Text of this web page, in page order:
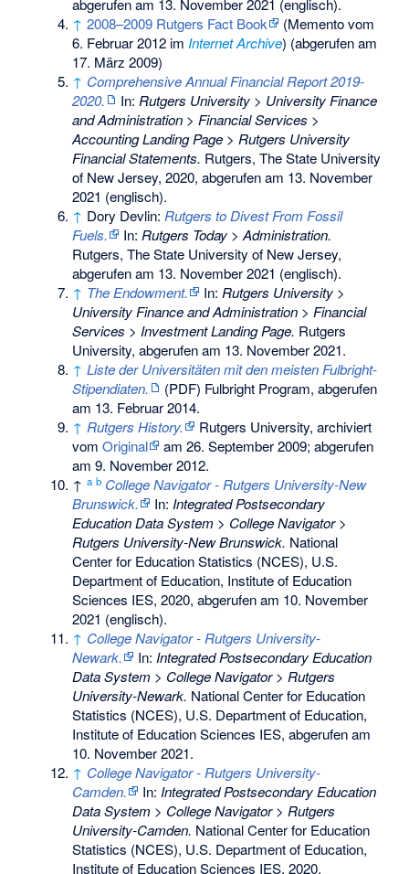
abgerufen am 13. November 2021 (englisch).
↑ 2008–2009 Rutgers Fact Book (Mementovom
6. Februar 2012 imInternet Archive) (abgerufen am
17. März 2009)
↑ Comprehensive Annual Financial Report 2019-
2020.
In:Rutgers University > University Finance
and Administration > Financial Services >
Accounting Landing Page > Rutgers University
Financial Statements. Rutgers, The State University
of New Jersey, 2020, abgerufen am 13. November
2021 (englisch).
↑ Dory Devlin:Rutgers to Divest From Fossil
Fuels.
In:Rutgers Today > Administration.
Rutgers, The State University of New Jersey,
abgerufen am 13. November 2021 (englisch).
↑ The Endowment. In:Rutgers University >
University Finance and Administration > Financial
Services > Investment Landing Page. Rutgers
University, abgerufen am 13. November 2021.
↑ Liste der Universitäten mit den meisten Fulbright-
Stipendiaten.
(PDF) Fulbright Program, abgerufen
am 13. Februar 2014.
↑ Rutgers History.
Rutgers University, archiviert
vomOriginal am26. September 2009; abgerufen
am 9. November 2012.
↑a b College Navigator - Rutgers University-New
Brunswick.
In:Integrated Postsecondary
Education Data System > College Navigator >
Rutgers University-New Brunswick. National
Center for Education Statistics (NCES), U.S.
Department of Education, Institute of Education
Sciences IES, 2020, abgerufen am 10. November
2021 (englisch).
↑ College Navigator - Rutgers University-
Newark.
In:Integrated Postsecondary Education
Data System > College Navigator > Rutgers
University-Newark. National Center for Education
Statistics (NCES), U.S. Department of Education,
Institute of Education Sciences IES, abgerufen am
10. November 2021.
↑ College Navigator - Rutgers University-
Camden.
In:Integrated Postsecondary Education
Data System > College Navigator > Rutgers
University-Camden. National Center for Education
Statistics (NCES), U.S. Department of Education,
Institute of Education Sciences IES, 2020,